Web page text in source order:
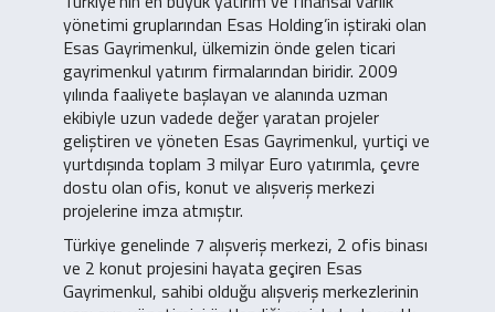
yönetimi gruplarından Esas Holding’in iştiraki olan
Esas Gayrimenkul, ülkemizin önde gelen ticari
gayrimenkul yatırım firmalarından biridir. 2009
yılında faaliyete başlayan ve alanında uzman
ekibiyle uzun vadede değer yaratan projeler
geliştiren ve yöneten Esas Gayrimenkul, yurtiçi ve
yurtdışında toplam 3 milyar Euro yatırımla, çevre
dostu olan ofis, konut ve alışveriş merkezi
projelerine imza atmıştır.
Türkiye genelinde 7 alışveriş merkezi, 2 ofis binası
ve 2 konut projesini hayata geçiren Esas
Gayrimenkul, sahibi olduğu alışveriş merkezlerinin